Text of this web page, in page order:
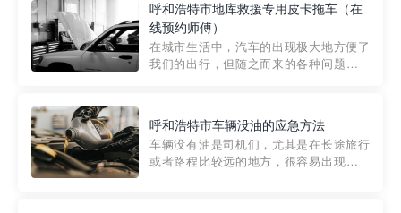
路救援拖车的收费标准是由当地交通管理
部门制定的。起步价通...
呼和浩特市地库救援专用皮卡拖车（在
线预约师傅）
在城市生活中，汽车的出现极大地方便了
我们的出行，但随之而来的各种问题也让
紧急情况下，我们需要一种高效可靠的救
援方式。而这时，地库救援专...
呼和浩特市车辆没油的应急方法
车辆没有油是司机们，尤其是在长途旅行
或者路程比较远的地方，很容易出现这种